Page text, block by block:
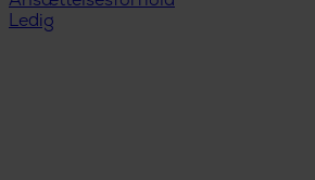
Ledig